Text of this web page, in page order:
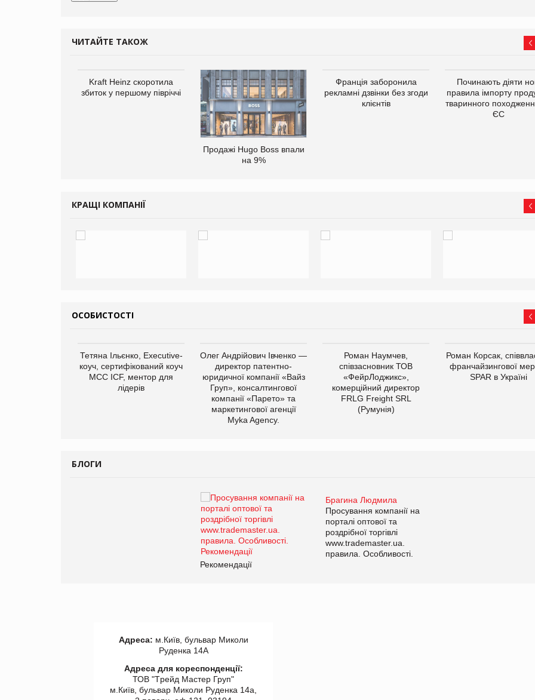
ЧИТАЙТЕ ТАКОЖ
Kraft Heinz скоротила
збиток у першому півріччі
Продажі Hugo Boss впали
на 9%
Франція заборонила
рекламні дзвінки без згоди
клієнтів
Починають діяти
правила імпорту
тваринного
ЄС
КРАЩІ КОМПАНІЇ
ОСОБИСТОСТІ
Тетяна Ільєнко, Executive-
коуч, сертифікований коуч
МСС ICF, ментор для
лідерів
Олег Андрійович Івченко —
директор патентно-
юридичної компанії «Вайз
Груп», консалтингової
компанії «Парето» та
маркетингової агенції
Myka Agency.
Роман Наумчев,
співзасновник ТОВ
«ФейрЛоджикс»,
комерційний директор
FRLG Freight SRL
(Румунія)
Роман Корсак,
франчайзингової
SPAR в Україні
БЛОГИ
Брагина Людмила
Просування компанії на
порталі оптової та
роздрібної торгівлі
www.trademaster.ua.
правила. Особливості.
Рекомендації
Адреса: м.Київ, бульвар Миколи
Руденка 14А
Адреса для кореспонденції:
ТОВ "Tрейд Мастер Груп"
м.Київ, бульвар Миколи Руденка 14а,